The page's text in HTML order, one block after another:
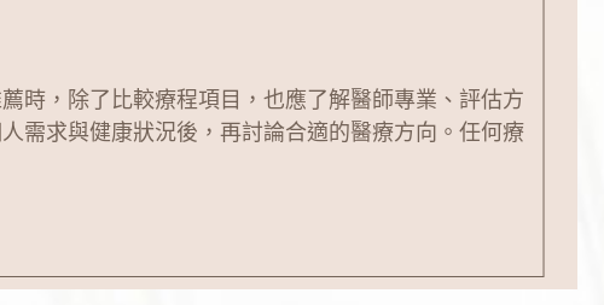
時，除了比較療程項目，也應了解醫師專業、評估方
需求與健康狀況後，再討論合適的醫療方向。任何療